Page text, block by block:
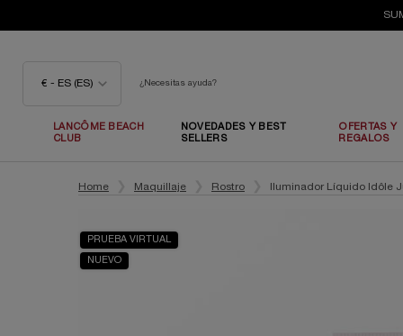
€ - ES (ES) ¿Necesitas ayuda?
LANCÔME BEACH
CLUB
NOVEDADES Y BEST
SELLERS
OFERTAS Y
REGALOS
Home
Maquillaje Rostro Iluminador Líquido Idôle
PRUEBA VIRTUAL
NUEVO